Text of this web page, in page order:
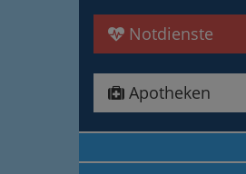
Notdienste
Apotheken